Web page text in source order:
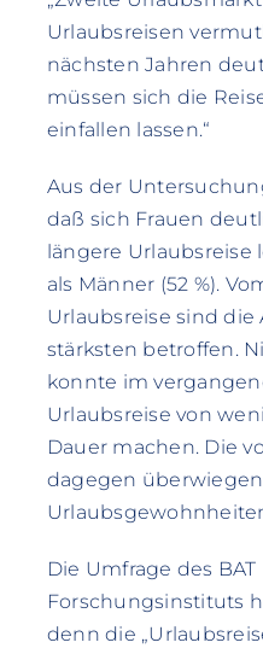
Urlaubsreisen
nächsten Jahren
müssen sich die
einfallen lassen.“
Aus der
daß sich Frauen
längere Urlaubsreise
als Männer (52 %).
Urlaubsreise sind die
stärksten betroffen.
konnte im
Urlaubsreise von
Dauer machen. Die
dagegen
Die Umfrage des BAT
Forschungsinstituts
denn die